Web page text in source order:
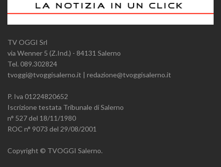
TV OGGI Srl
via Wenner 5 (Z.Ind.) - 84131 Salerno
Tel. 089.302824
tvoggi@tvoggisalerno.it | redazione@tvoggisalerno.it
P. Iva 01224820652
Iscrizione testata Tribunale di Salerno
n° 527 del 18/11/1980
ROC n° 9073 del 29/08/2001
Copyright © TVOGGI Salerno.